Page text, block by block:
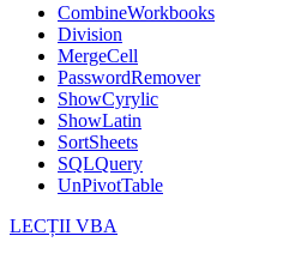
CombineWorkbooks
Division
MergeCell
PasswordRemover
ShowCyrylic
ShowLatin
SortSheets
SQLQuery
UnPivotTable
LECȚII VBA